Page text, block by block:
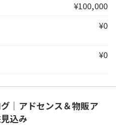
¥100,000
¥0
¥0
｜アドセンス＆物販ア
込み